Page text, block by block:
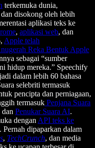
terkemuka dunia,
disokong oleh lebih
aplikasi teks ke
, aplikasi web, dan
Apple telah
Reka Bentuk Apple
sebagai “sumber
hidup mereka.” Speechify
dalam lebih 60 bahasa
selebriti termasuk
pencipta dan perniagaan,
termasuk Penjana Suara
dan Penukar Suara AI.
dengan API teks ke
dipaparkan dalam
, TechCrunch, dan media